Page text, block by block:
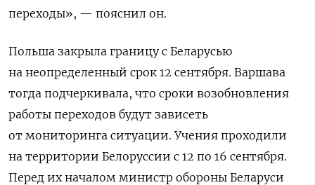
переходы», — пояснил он.
Польша закрыла границу с Беларусью
на неопределенный срок 12 сентября. Варшава
тогда подчеркивала, что сроки возобновления
работы переходов будут зависеть
от мониторинга ситуации. Учения проходили
на территории Белоруссии с 12 по 16 сентября.
Перед их началом министр обороны Беларуси